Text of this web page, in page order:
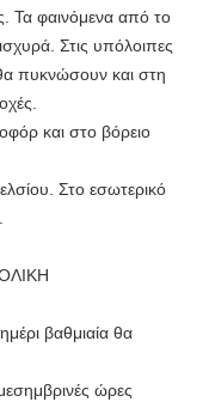
Τα φαινόμενα από το
Στις υπόλοιπες
πυκνώσουν και στη
και στο βόρειο
Στο εσωτερικό
βαθμιαία θα
ώρες